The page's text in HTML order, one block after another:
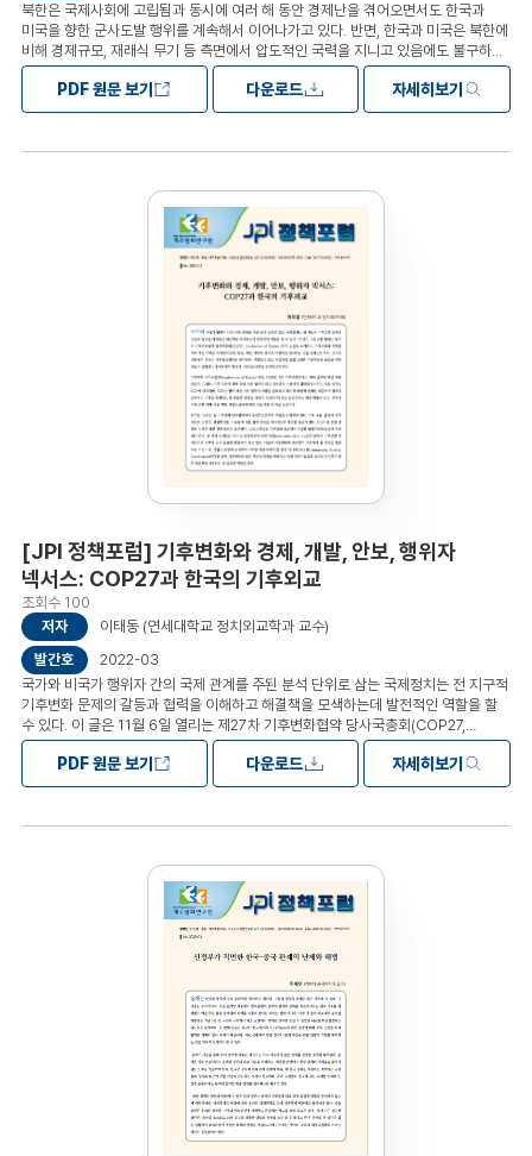
북한은 국제사회에 고립됨과 동시에 여러 해 동안 경제난을 겪어오면서도 한국과
미국을 향한 군사도발 행위를 계속해서 이어나가고 있다. 반면, 한국과 미국은 북한에
비해 경제규모, 재래식 무기 등 측면에서 압도적인 국력을 지니고 있음에도 불구하고
이러한 북한의 도발행위를 억지하지 못하고 있다. 이러한 맥락에서 본 보고서는
한미동맹의 대북억지력에 부정적인 영향을 주는 국내외 요인에 대해 알아보고자
한다. 총 네 가지 요인은 각각 1) 북한의 핵무기 개발, 2) 정권교체에 따른 한국의 대북
이 네 가지 요인들은 동아시아 힘의 역학관계와 한미관계의 결속력에 변화를
관계를 강화하고 동아시아에서의 주도권을 회복하는 방안을 찾지 않는 이상 북한의
군사도발은 점점 더 억지하기 어려워지고 이는 한반도 평화를 저해할 것으로 보인다.
한미동맹의 대북억지능력에 영향을 주는 요인 2: 정권교체에 따른 한국의 대북 정책
PDF 원문 보기 다운로드 자세히보기
[JPI 정책포럼] 기후변화와 경제, 개발, 안보, 행위자
넥서스: COP27과 한국의 기후외교
조회수 100
저자
이태동 (연세대학교 정치외교학과 교수)
발간호
2022-03
국가와 비국가 행위자 간의 국제 관계를 주된 분석 단위로 삼는 국제정치는 전 지구적
기후변화 문제의 갈등과 협력을 이해하고 해결책을 모색하는데 발전적인 역할을 할
수 있다. 이 글은 11월 6일 열리는 제27차 기후변화협약 당사국총회(COP27,
Conference of Parties 27)의 논점을 소개하고, 기후변화와 국제정치의 쟁점
주제로 국제정치경제, 안보, 개발, 행위자 연구의 어젠다를 제시하는 것을 목적으로
한다. 그리고 결론에서 한국의 기후외교전략을 제시한다. 격화되고 있는 지정학적
기후외교전략을 모색하고자 한다. 기후변화 당사국총회(Conference of Parties
변화에 관한 유엔 기본 협약의 최고 의사결정 기관이다 협약의 당사자인 모든 국가는
COP에 대표되며, COP는 협약 체결 이후 협약의 이행을 검토하고 제도적·행정적
준비를 포함하여 협약의 효과적인 이행을 촉진하는 데 필요한 결정을 내린다.
COP27의 주요 논점으로는 탄소 배출량 감소, 각국의 기후 변화 대비·대응 지원,
다자협력에서 중견국으로서의 역할을 수행해야 한다. 기후 적응, 감축에 적극적으로
임하며, 경쟁력 있는 기술들에 대한 협력 방안을 적극적으로 제안할 필요가 있다.
탄소시장 운영 경험과 노하우 관련 정책 협력도 요구된다. 그리고 한국은 기후변화
외교에서 다양한 행위자들의 등장에 주목해야 한다. 전 세계 도시들은 국가 및
중앙정부의 하위 단위(sub-national entities)를 넘어서, 기후변화 국제정치와
정책에 있어 중요한 행위자가 되고 있다. 아울러 기후변화와 관련해서 주목해야 할
새로운 행위자는 기업이다. 기업은 주주와 구성원의 이익을 향상시켜야 할 뿐만
아니라 ESG (Environment, Society, Governance)경영을 통해 기후변화와 같은
지구적 과제를 해결하고 유엔 지속가능발전 목표를 달성하기 위한 해결책을 제공하는
PDF 원문 보기 다운로드 자세히보기